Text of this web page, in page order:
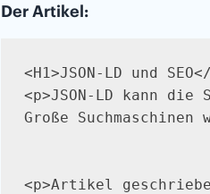
Der Artikel:
<H1>JSON-LD und
<p>JSON-LD kann
Große
<p>Artikel